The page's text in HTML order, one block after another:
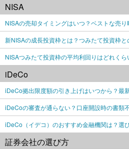
NISA
NISAの売却タイミングはいつ？ベストな売
新NISAの成長投資枠とは？つみたて投資枠
NISAつみたて投資枠の平均利回りはどれく
iDeCo
iDeCo拠出限度額の引き上げはいつから？最
iDeCoの審査が通らない？口座開設時の書類
iDeCo（イデコ）のおすすめ金融機関は？選
証券会社の選び方